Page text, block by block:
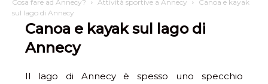
Cosa fare ad Annecy? Attività sportive a Annecy
Canoa e kayak
sul lago di Annecy
Canoa e kayak sul lago di
Annecy
Il lago di Annecy è spesso uno specchio